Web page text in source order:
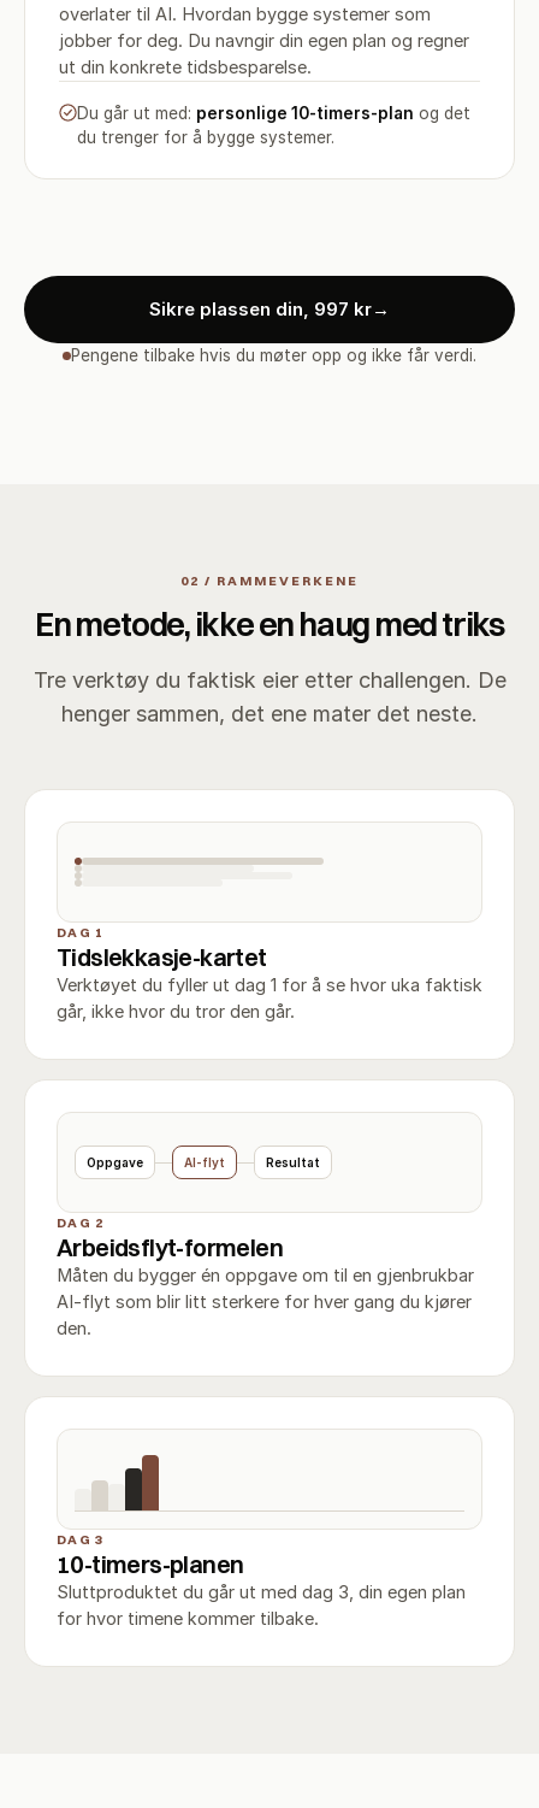
overlater til AI. Hvordan bygge systemer som
jobber for deg. Du navngir din egen plan og regner
ut din konkrete tidsbesparelse.
Du går ut med: personlige 10-timers-plan og det
du trenger for å bygge systemer.
Sikre plassen din, 997 kr→
Pengene tilbake hvis du møter opp og ikke får verdi.
02 / RAMMEVERKENE
En metode, ikke en haug med triks
Tre verktøy du faktisk eier etter challengen. De
henger sammen, det ene mater det neste.
DAG 1
Tidslekkasje-kartet
Verktøyet du fyller ut dag 1 for å se hvor uka faktisk
går, ikke hvor du tror den går.
Oppgave AI-flyt Resultat
DAG 2
Arbeidsflyt-formelen
Måten du bygger én oppgave om til en gjenbrukbar
AI-flyt som blir litt sterkere for hver gang du kjører
den.
DAG 3
10-timers-planen
Sluttproduktet du går ut med dag 3, din egen plan
for hvor timene kommer tilbake.